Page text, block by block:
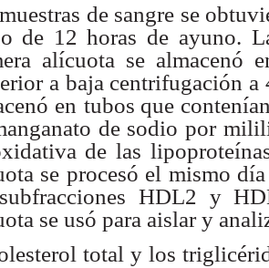
de sangre se
de 12 horas de ayuno.
alícuota se almacenó
a baja centrifugación a
en tubos que
de sodio por
de las
se procesó el mismo
HDL2 y
se usó para aislar y
total y los